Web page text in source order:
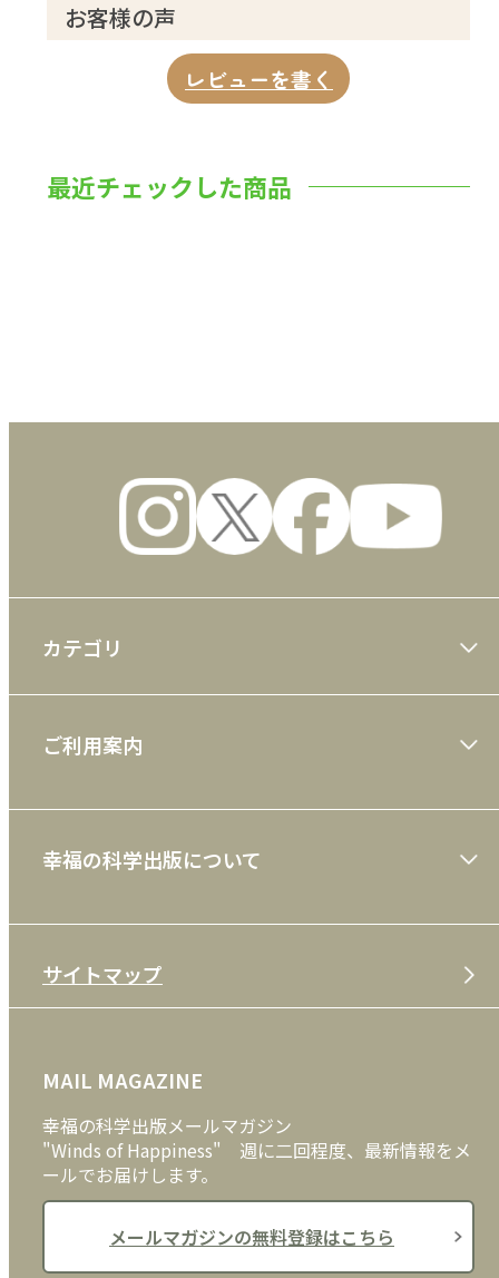
お客様の声
レビューを書く
最近チェックした商品
カテゴリ
雑誌
CD
DVD・ブルーレイ
外国語
ご利用案内
利用規約
特定商取引法
プライバシーポリシー
クッキーポリシー
幸福の科学出版について
メディア・ライブラリー
サイトマップ
MAIL MAGAZINE
幸福の科学出版メールマガジン
"Winds of Happiness" 週に二回程度、最新情報をメ
ールでお届けします。
メールマガジンの無料登録はこちら